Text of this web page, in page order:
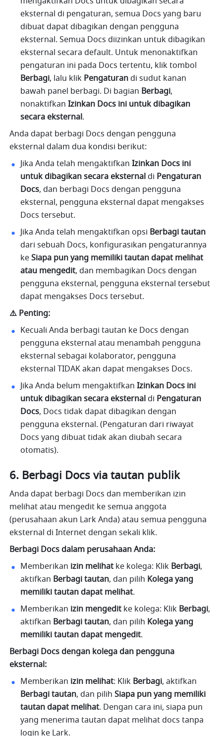
eksternal di pengaturan, semua Docs yang baru
dibuat dapat dibagikan dengan pengguna
eksternal. Semua Docs diizinkan untuk dibagikan
eksternal secara default. Untuk menonaktifkan
Berbagi, lalu klik Pengaturan di sudut kanan
bawah panel berbagi. Di bagian Berbagi,
nonaktifkan Izinkan Docs ini untuk dibagikan
secara eksternal.
Anda dapat berbagi Docs dengan pengguna
eksternal dalam dua kondisi berikut:
Jika Anda telah mengaktifkan Izinkan Docs ini
untuk dibagikan secara eksternal di Pengaturan
Docs, dan berbagi Docs dengan pengguna
eksternal, pengguna eksternal dapat mengakses
Docs tersebut.
Jika Anda telah mengaktifkan opsi Berbagitautan
dari sebuah Docs, konfigurasikan pengaturannya
ke Siapa pun yang memiliki tautan dapat melihat
atau mengedit, dan membagikan Docs dengan
pengguna eksternal, pengguna eksternal tersebut
dapat mengakses Docs tersebut.
⚠️ Penting:
Kecuali Anda berbagi tautan ke Docs dengan
pengguna eksternal atau menambah pengguna
eksternal sebagai kolaborator, pengguna
eksternal TIDAK akan dapat mengakses Docs.
Jika Anda belum mengaktifkan Izinkan Docs ini
untuk dibagikan secara eksternal di Pengaturan
Docs, Docs tidak dapat dibagikan dengan
pengguna eksternal. (Pengaturan dari riwayat
Docs yang dibuat tidak akan diubah secara
otomatis).
Berbagi Docs via tautan publik
Anda dapat berbagi Docs dan memberikan izin
melihat atau mengedit ke semua anggota
(perusahaan akun Lark Anda) atau semua pengguna
eksternal di Internet dengan sekali klik.
Berbagi Docs dalam perusahaan Anda:
Memberikan izin melihat ke kolega: Klik Berbagi,
aktifkan Berbagi tautan, dan pilih Kolega yang
memiliki tautan dapat melihat.
Memberikan izin mengedit ke kolega: Klik Berbagi,
aktifkan Berbagi tautan, dan pilih Kolega yang
memiliki tautan dapat mengedit.
Berbagi Docs dengan kolega dan pengguna
eksternal:
Memberikan izin melihat: Klik Berbagi
Berbagi tautan, dan pilih Siapa pun yang memiliki
tautan dapat melihat. Dengan cara ini, siapa pun
yang menerima tautan dapat melihat docs tanpa
login ke Lark.